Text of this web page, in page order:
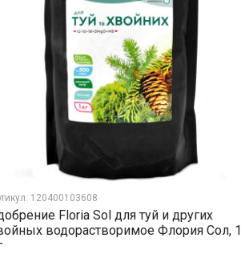
: 120400103608
Floria Sol для туй и других
водорастворимое Флория Сол, 1